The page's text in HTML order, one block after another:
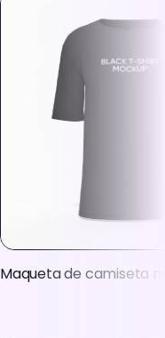
Maqueta de camiseta